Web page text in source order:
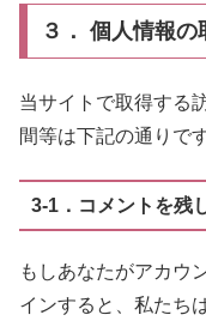
３． 個人情報
当サイトで取得する
間等は下記の通りです
3-1．コメントを残
もしあなたがアカウ
インすると、私たち